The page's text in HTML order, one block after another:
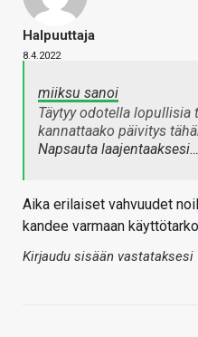
Halpuuttaja
8.4.2022
miiksu sanoi
Täytyy odotella lopullisia
kannattaako päivitys
Napsauta laajentaaksesi…
Aika erilaiset vahvuudet
kandee varmaan
Kirjaudu sisään vastataksesi